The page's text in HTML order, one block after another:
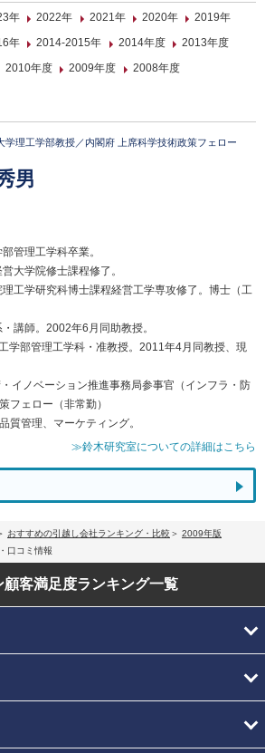
年 2022年 2021年 2020年
2019年
年 2014-2015年 2014年度
2013年度
2010年度 2009年度 2008年度
学理工学部教授／内閣府 上席科学技術政策フェロー
男
管理工学科卒業。
大学院修士課程修了。
工学研究科博士課程経営工学専攻修了。博士（工
講師。2002年6月同助教授。
学部管理工学科・准教授。2011年4月同教授、現
イノベーション推進事務局参事官（インフラ・防
フェロー（非常勤）
質管理、マーケティング。
≫鈴木研究室についての詳細はこちら
おすすめの引越し会社ランキング・比較
2009年版
口コミ情報
顧客満足度ランキング一覧